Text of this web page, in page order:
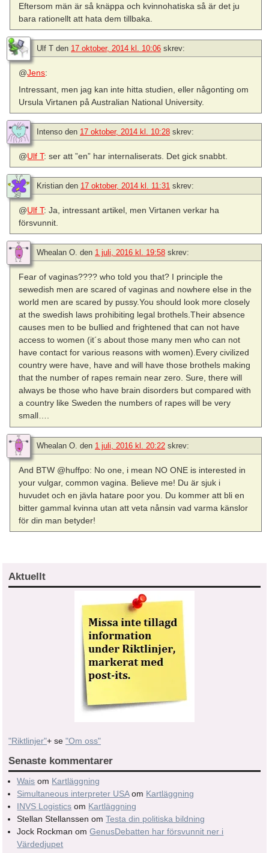
Eftersom män är så knäppa och kvinnohatiska så är det ju
bara rationellt att hata dem tillbaka.
Ulf T den 17 oktober, 2014 kl. 10:06 skrev:
@Jens:
Intressant, men jag kan inte hitta studien, eller någonting om
Ursula Virtanen på Australian National University.
Intenso den 17 oktober, 2014 kl. 10:28 skrev:
@Ulf T: ser att ”en” har internaliserats. Det gick snabbt.
Kristian den 17 oktober, 2014 kl. 11:31 skrev:
@Ulf T: Ja, intressant artikel, men Virtanen verkar ha
försvunnit.
Whealan O. den 1 juli, 2016 kl. 19:58 skrev:
Fear of vaginas???? who told you that? I principle the
sewedish men are scared of vaginas and nowhere else in the
world men are scared by pussy.You should look more closely
at the swedish laws prohibiting legal brothels.Their absence
causes men to be bullied and frightened that can not have
access to women (it´s about those many men who can not
have contact for various reasons with women).Every civilized
country were have, have and will have those brothels making
that the number of rapes remain near zero. Sure, there will
always be those who have brain disorders but compared with
a country like Sweden the numbers of rapes will be very
small….
Whealan O. den 1 juli, 2016 kl. 20:22 skrev:
And BTW @huffpo: No one, i mean NO ONE is interested in
your vulgar, common vagina. Believe me! Du är sjuk i
huvudet och en jävla hatare poor you. Du kommer att bli en
bitter gammal kvinna utan att veta nånsin vad varma känslor
för din man betyder!
Aktuellt
"Riktlinjer"+ se "Om oss"
Senaste kommentarer
Wais om Kartläggning
Simultaneous interpreter USAom Kartläggning
INVS Logistics om Kartläggning
Stellan Stellanssen omTesta din politiska bildning
Jock Rockman omGenusDebatten har försvunnit ner i
Värdedjupet